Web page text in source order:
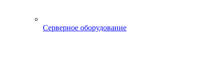
Серверное оборудование